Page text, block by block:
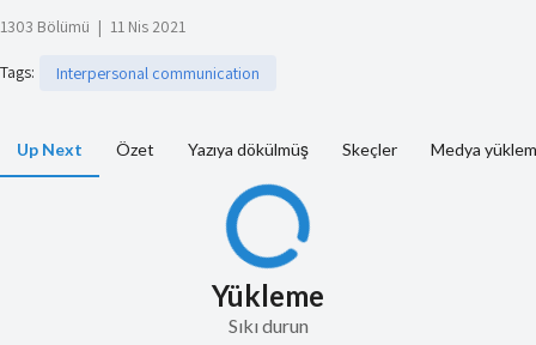
1303 Bölümü | 11 Nis 2021
Tags: Interpersonal communication
Up Next Özet Yazıya dökülmüş Skeçler Medya
Yükleme
Sıkı durun